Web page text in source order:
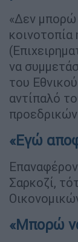
«Δεν μπορώ
κοινοτοπία
να
του
αντίπαλό
«Εγώ
Σαρκοζί,
«Μπορώ